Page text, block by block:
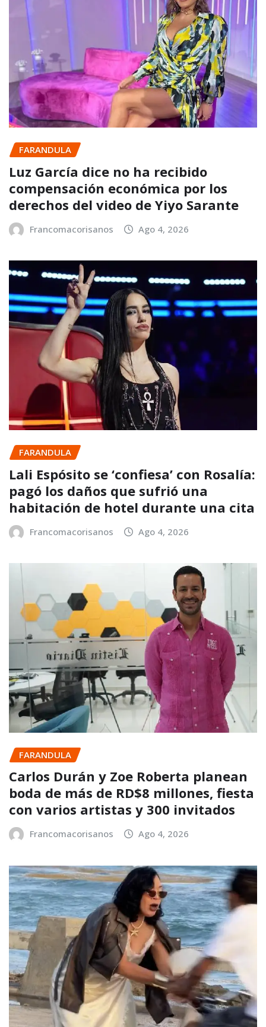
FARANDULA
Luz García dice no ha recibido
compensación económica por los
derechos del video de Yiyo Sarante
Francomacorisanos Ago 4, 2026
FARANDULA
Lali Espósito se ‘confiesa’ con Rosalía:
pagó los daños que sufrió una
habitación de hotel durante una cita
Francomacorisanos Ago 4, 2026
FARANDULA
Carlos Durán y Zoe Roberta planean
boda de más de RD$8 millones, fiesta
con varios artistas y 300 invitados
Francomacorisanos Ago 4, 2026